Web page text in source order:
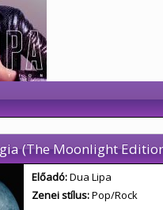
(The Moonlight
Előadó:Dua Lipa
Zenei stílus:Pop/Rock